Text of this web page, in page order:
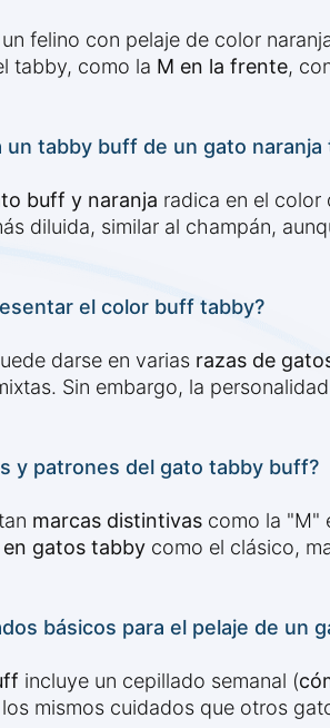
felino con pelaje de color
tabby, como la M en la frente,
un tabby buff de un gato naranja
buff y naranja radica en el color
diluida, similar al champán,
el color buff tabby?
darse en varias razas de
Sin embargo, la
y patrones del gato tabby buff?
marcas distintivas como la "M"
gatos tabby como el clásico,
básicos para el pelaje de un
incluye un cepillado semanal (
los mismos cuidados que otros